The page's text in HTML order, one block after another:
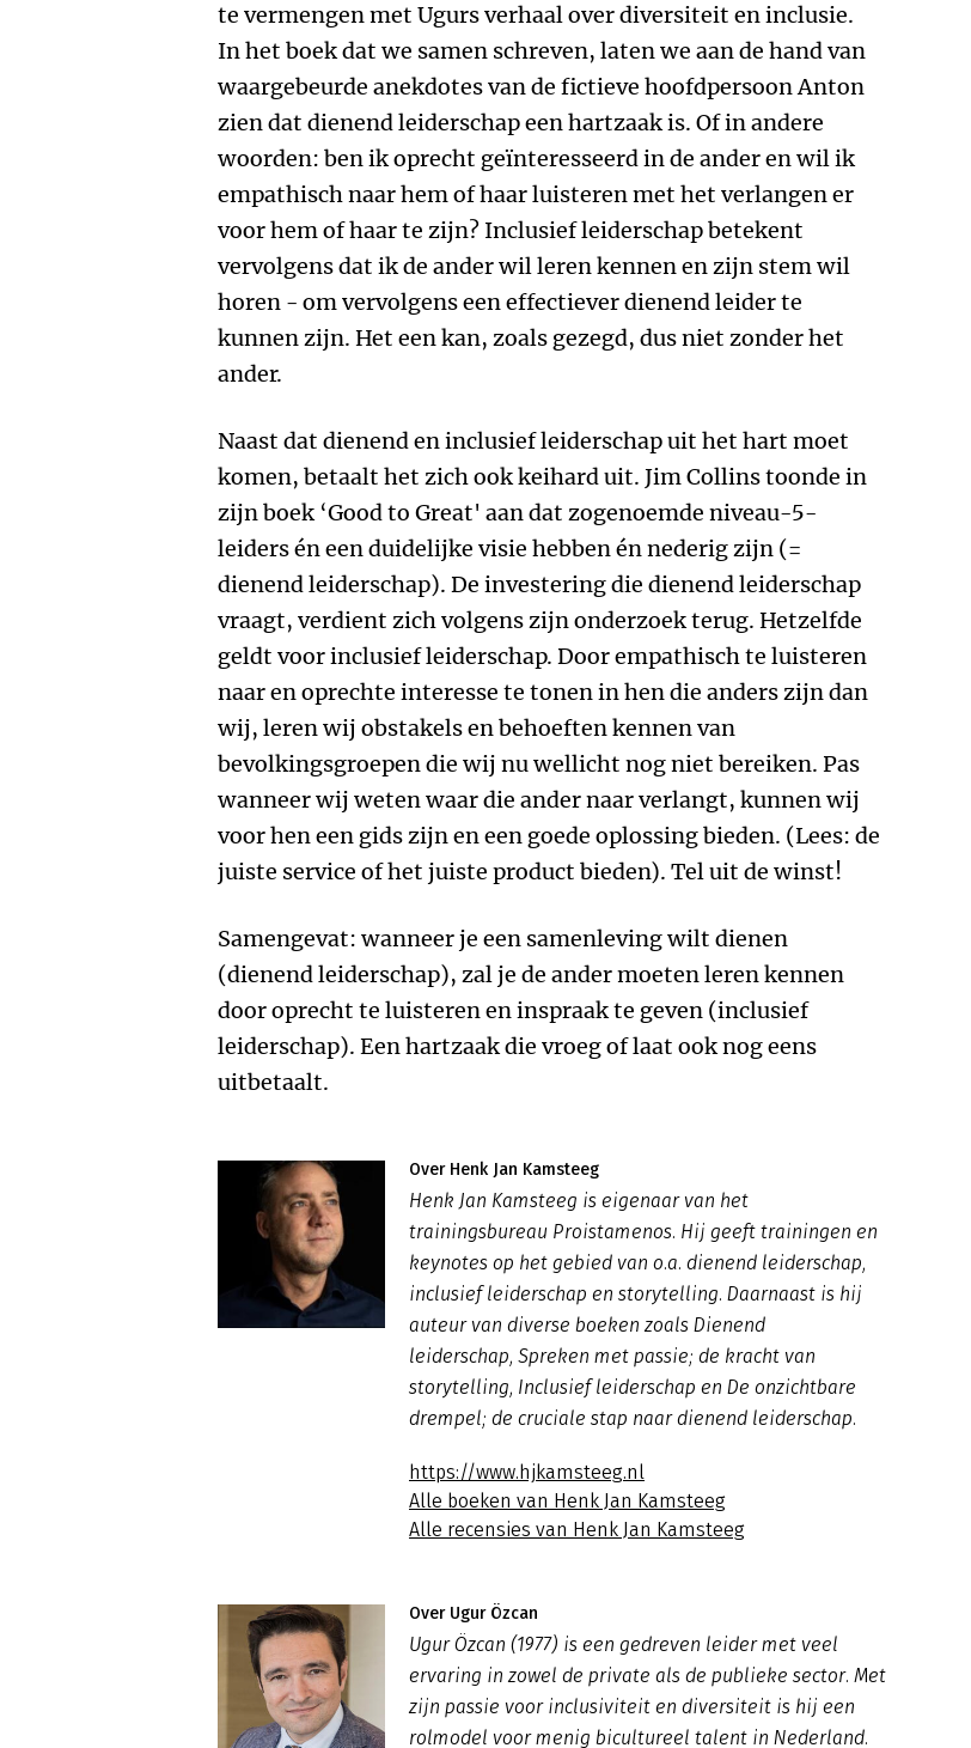
te vermengen met Ugurs verhaal over diversiteit en inclusie.
In het boek dat we samen schreven, laten we aan de hand van
waargebeurde anekdotes van de fictieve hoofdpersoon Anton
zien dat dienend leiderschap een hartzaak is. Of in andere
woorden: ben ik oprecht geïnteresseerd in de ander en wil ik
empathisch naar hem of haar luisteren met het verlangen er
voor hem of haar te zijn? Inclusief leiderschap betekent
vervolgens dat ik de ander wil leren kennen en zijn stem wil
horen - om vervolgens een effectiever dienend leider te
kunnen zijn. Het een kan, zoals gezegd, dus niet zonder het
ander.
Naast dat dienend en inclusief leiderschap uit het hart moet
komen, betaalt het zich ook keihard uit. Jim Collins toonde in
zijn boek ‘Good to Great' aan dat zogenoemde niveau-5-
leiders én een duidelijke visie hebben én nederig zijn (=
dienend leiderschap). De investering die dienend leiderschap
vraagt, verdient zich volgens zijn onderzoek terug. Hetzelfde
geldt voor inclusief leiderschap. Door empathisch te luisteren
naar en oprechte interesse te tonen in hen die anders zijn dan
wij, leren wij obstakels en behoeften kennen van
bevolkingsgroepen die wij nu wellicht nog niet bereiken. Pas
wanneer wij weten waar die ander naar verlangt, kunnen wij
voor hen een gids zijn en een goede oplossing bieden. (Lees: de
juiste service of het juiste product bieden). Tel uit de winst!
Samengevat: wanneer je een samenleving wilt dienen
(dienend leiderschap), zal je de ander moeten leren kennen
door oprecht te luisteren en inspraak te geven (inclusief
leiderschap). Een hartzaak die vroeg of laat ook nog eens
uitbetaalt.
Over Henk Jan Kamsteeg
Henk Jan Kamsteeg is eigenaar van het
trainingsbureau Proistamenos. Hij geeft trainingen en
keynotes op het gebied van o.a. dienend leiderschap,
inclusief leiderschap en storytelling. Daarnaast is hij
auteur van diverse boeken zoals Dienend
leiderschap, Spreken met passie; de kracht van
storytelling, Inclusief leiderschap en De onzichtbare
drempel; de cruciale stap naar dienend leiderschap.
https://www.hjkamsteeg.nl
Alle boeken van Henk Jan Kamsteeg
Alle recensies van Henk Jan Kamsteeg
Over Ugur Özcan
Ugur Özcan (1977) is een gedreven leider met veel
ervaring in zowel de private als de publieke sector. Met
zijn passie voor inclusiviteit en diversiteit is hij een
rolmodel voor menig bicultureel talent in Nederland.